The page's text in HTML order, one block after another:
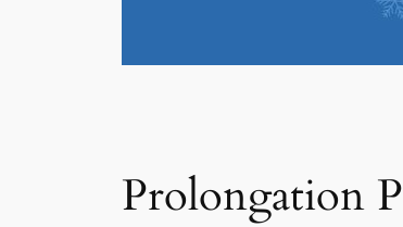
Prolongation